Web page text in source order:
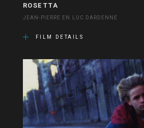
ROSETTA
JEAN-PIERRE EN LUC DARDENNE
FILM DETAILS